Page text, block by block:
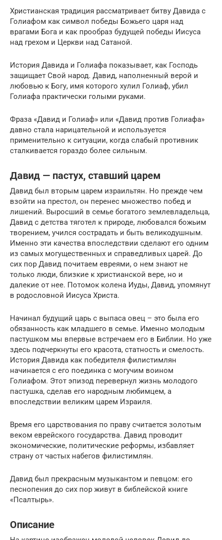
Христианская традиция рассматривает битву Давида с
Голиафом как символ победы Божьего царя над
врагами Бога и как прообраз будущей победы Иисуса
над грехом и Церкви над Сатаной.
История Давида и Голиафа показывает, как Господь
защищает Свой народ. Давид, наполненный верой и
любовью к Богу, имя которого хулил Голиаф, убил
Голиафа практически голыми руками.
Фраза «Давид и Голиаф» или «Давид против Голиафа»
давно стала нарицательной и используется
применительно к ситуации, когда слабый противник
сталкивается гораздо более сильным.
Давид — пастух, ставший царем
Давид был вторым царем израильтян. Но прежде чем
взойти на престол, он перенес множество побед и
лишений. Выросший в семье богатого землевладельца,
Давид с детства тяготел к природе, любовался божьим
творением, учился сострадать и быть великодушным.
Именно эти качества впоследствии сделают его одним
из самых могущественных и справедливых царей. До
сих пор Давид почитаем евреями, о нем знают не
только люди, близкие к христианской вере, но и
далекие от нее. Потомок колена Иуды, Давид, упомянут
в родословной Иисуса Христа.
Начинал будущий царь с выпаса овец – это была его
обязанность как младшего в семье. Именно молодым
пастушком мы впервые встречаем его в Библии. Но уже
здесь подчеркнуты его красота, статность и смелость.
История Давида как победителя филистимлян
начинается с его поединка с могучим воином
Голиафом. Этот эпизод перевернул жизнь молодого
пастушка, сделав его народным любимцем, а
впоследствии великим царем Израиля.
Время его царствования по праву считается золотым
веком еврейского государства. Давид проводит
экономические, политические реформы, избавляет
страну от частых набегов филистимлян.
Давид был прекрасным музыкантом и певцом: его
песнопения до сих пор живут в библейской книге
«Псалтырь».
Описание